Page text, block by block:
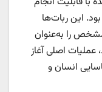
این ربات‌ها
مشخص را به‌عنوان
اصلی آغاز
انسان و